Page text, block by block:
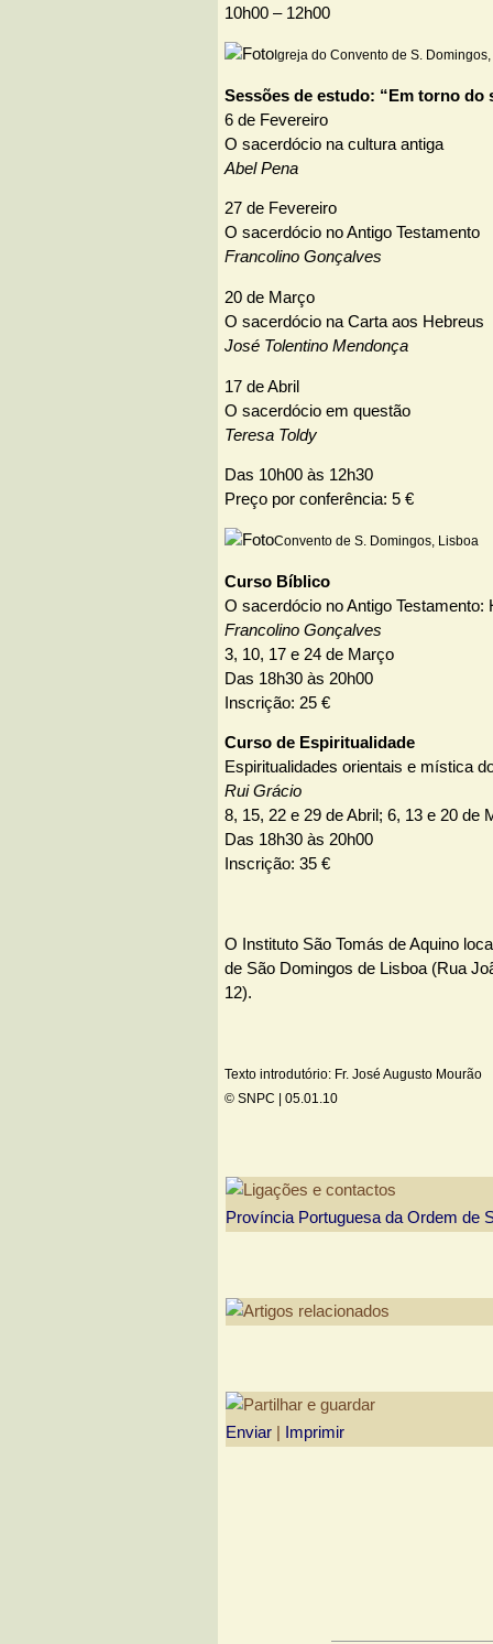
10h00 – 12h00
Igreja do Convento de S.
Sessões de estudo: “Em torno do
6 de Fevereiro
O sacerdócio na cultura antiga
Abel Pena
27 de Fevereiro
O sacerdócio no Antigo Testamento
Francolino Gonçalves
20 de Março
O sacerdócio na Carta aos Hebreus
José Tolentino Mendonça
17 de Abril
O sacerdócio em questão
Teresa Toldy
Das 10h00 às 12h30
Preço por conferência: 5 €
Convento de S. Domingos, Lisboa
Curso Bíblico
O sacerdócio no Antigo Testamento:
Francolino Gonçalves
3, 10, 17 e 24 de Março
Das 18h30 às 20h00
Inscrição: 25 €
Curso de Espiritualidade
Espiritualidades orientais e mística
Rui Grácio
8, 15, 22 e 29 de Abril; 6, 13 e 20 de
Das 18h30 às 20h00
Inscrição: 35 €
O Instituto São Tomás de Aquino
de São Domingos de Lisboa (Rua
12).
Texto introdutório: Fr. José Augusto Mourão
© SNPC | 05.01.10
Província Portuguesa da Ordem de
Enviar Imprimir